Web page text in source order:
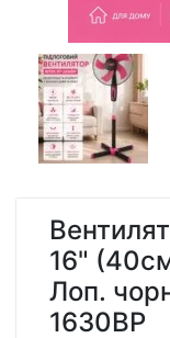
16"
Лоп.
1630BP